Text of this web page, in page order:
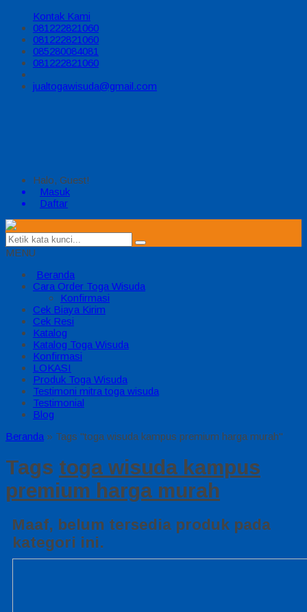
Kontak Kami
081222821060
081222821060
085280084081
081222821060
jualtogawisuda@gmail.com
Halo, Guest!
Masuk
Daftar
MENU
Beranda
Cara Order Toga Wisuda
Konfirmasi
Cek Biaya Kirim
Cek Resi
Katalog
Katalog Toga Wisuda
Konfirmasi
LOKASI
Produk Toga Wisuda
Testimoni mitra toga wisuda
Testimonial
Blog
Beranda » Tags "toga wisuda kampus premium harga murah"
Tags toga wisuda kampus
premium harga murah
Maaf, belum tersedia produk pada
kategori ini.